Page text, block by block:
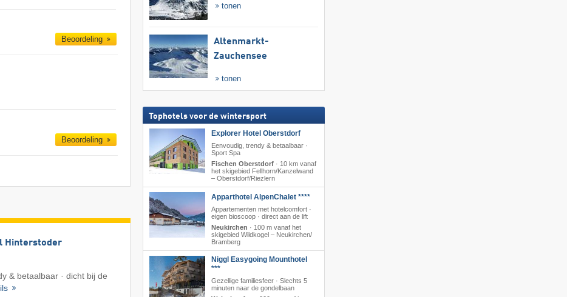
Beoordeling
Beoordeling
Hinterstoder
& betaalbaar · dicht bij de
tonen
Altenmarkt-
Zauchensee
tonen
Tophotels voor de wintersport
Explorer Hotel Oberstdorf
Eenvoudig, trendy & betaalbaar ·
Sport Spa
Fischen Oberstdorf· 10 km vanaf
het skigebied Fellhorn/​Kanzelwand
– Oberstdorf/​Riezlern
Apparthotel AlpenChalet ****
Appartementen met hotelcomfort ·
eigen bioscoop · direct aan de lift
Neukirchen · 100 m vanaf het
skigebied Wildkogel – Neukirchen/​
Bramberg
Niggl Easygoing Mounthotel
***
Gezellige familiesfeer · Slechts 5
minuten naar de gondelbaan